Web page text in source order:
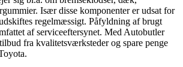
Især disse komponenter er udsat for
regelmæssigt. Påfyldning af brugt
af serviceeftersynet. Med Autobutler
fra kvalitetsværksteder og spare penge